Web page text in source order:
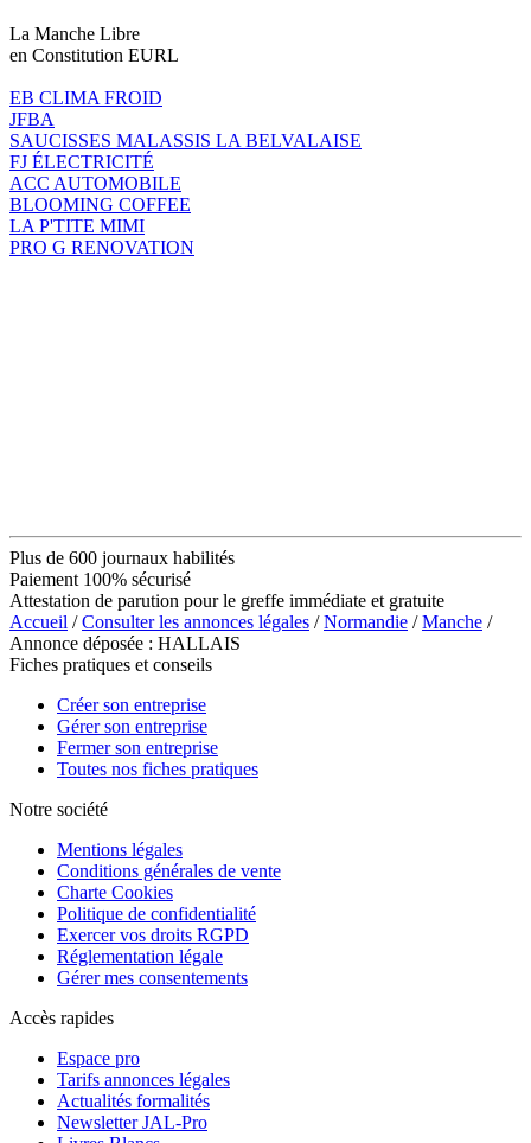
La Manche Libre
en Constitution EURL
EB CLIMA FROID
JFBA
SAUCISSES MALASSIS LA BELVALAISE
FJ ÉLECTRICITÉ
ACC AUTOMOBILE
BLOOMING COFFEE
LA P'TITE MIMI
PRO G RENOVATION
Plus de 600 journaux habilités
Paiement 100% sécurisé
Attestation de parution pour le greffe immédiate et gratuite
Accueil /Consulter les annonces légales /Normandie /Manche /
Annonce déposée : HALLAIS
Fiches pratiques et conseils
Créer son entreprise
Gérer son entreprise
Fermer son entreprise
Toutes nos fiches pratiques
Notre société
Mentions légales
Conditions générales de vente
Charte Cookies
Politique de confidentialité
Exercer vos droits RGPD
Réglementation légale
Gérer mes consentements
Accès rapides
Espace pro
Tarifs annonces légales
Actualités formalités
Newsletter JAL-Pro